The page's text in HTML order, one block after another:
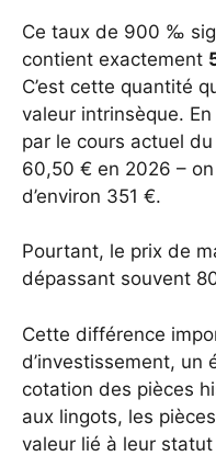
Ce taux de 900 ‰
contient exactement
C’est cette quantité
valeur intrinsèque.
par le cours actuel du
60,50 € en 2026 –
d’environ 351 €.
Pourtant, le prix de
dépassant souvent
Cette différence
d’investissement, un
cotation des pièces
aux lingots, les
valeur lié à leur statut